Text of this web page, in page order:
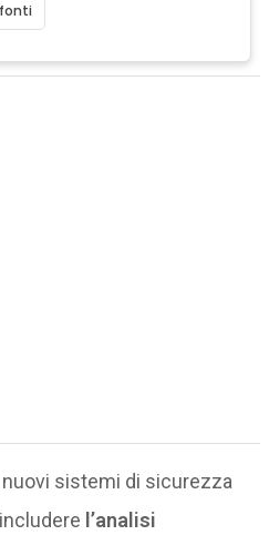
sistemi di sicurezza
l’analisi